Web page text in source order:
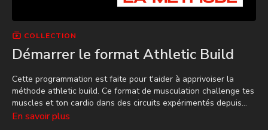
COLLECTION
Démarrer le format Athletic Build
Cette programmation est faite pour t'aider à apprivoiser la
méthode athletic build. Ce format de musculation challenge tes
muscles et ton cardio dans des circuits expérimentés depuis
des années sur des centaines de personnes.
En savoir plus